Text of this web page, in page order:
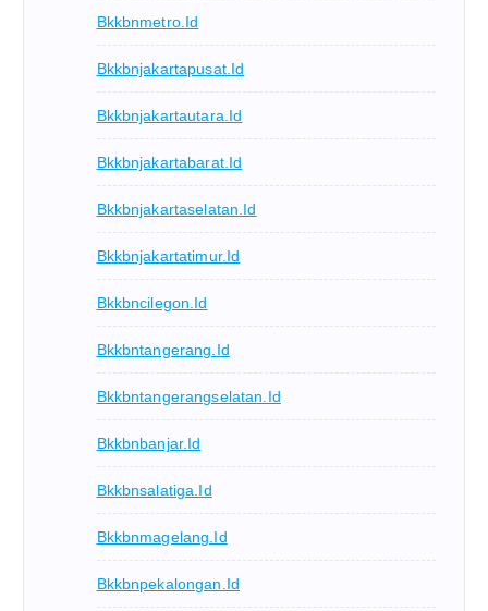
Bkkbnmetro.id
Bkkbnjakartapusat.id
Bkkbnjakartautara.id
Bkkbnjakartabarat.id
Bkkbnjakartaselatan.id
Bkkbnjakartatimur.id
Bkkbncilegon.id
Bkkbntangerang.id
Bkkbntangerangselatan.id
Bkkbnbanjar.id
Bkkbnsalatiga.id
Bkkbnmagelang.id
Bkkbnpekalongan.id